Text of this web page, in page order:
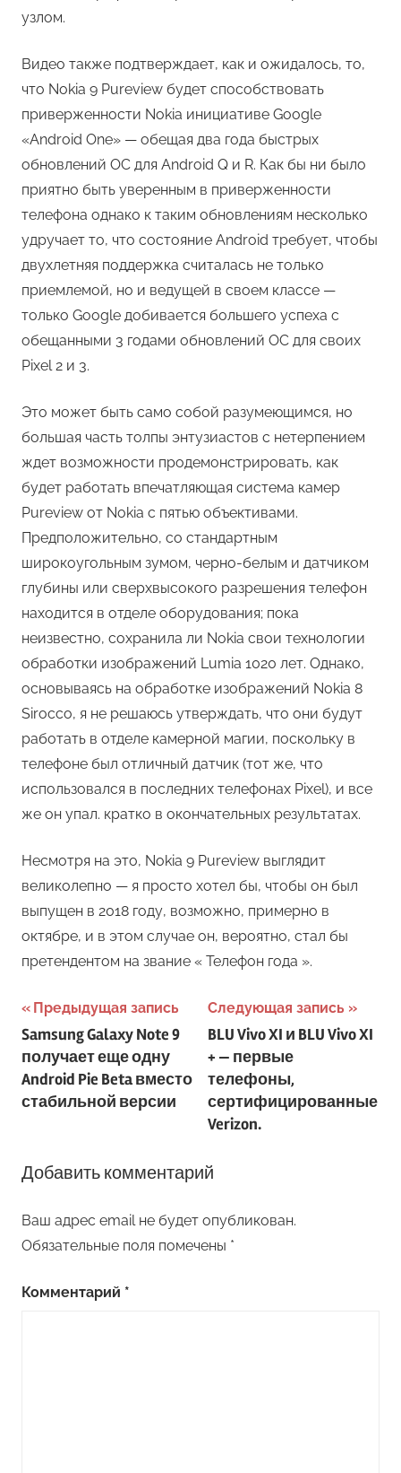
узлом.
Видео также подтверждает, как и ожидалось, то,
что Nokia 9 Pureview будет способствовать
приверженности Nokia инициативе Google
«Android One» — обещая два года быстрых
обновлений ОС для Android Q и R. Как бы ни было
приятно быть уверенным в приверженности
телефона однако к таким обновлениям несколько
удручает то, что состояние Android требует, чтобы
двухлетняя поддержка считалась не только
приемлемой, но и ведущей в своем классе —
только Google добивается большего успеха с
обещанными 3 годами обновлений ОС для своих
Pixel 2 и 3.
Это может быть само собой разумеющимся, но
большая часть толпы энтузиастов с нетерпением
ждет возможности продемонстрировать, как
будет работать впечатляющая система камер
Pureview от Nokia с пятью объективами.
Предположительно, со стандартным
широкоугольным зумом, черно-белым и датчиком
глубины или сверхвысокого разрешения телефон
находится в отделе оборудования; пока
неизвестно, сохранила ли Nokia свои технологии
обработки изображений Lumia 1020 лет. Однако,
основываясь на обработке изображений Nokia 8
Sirocco, я не решаюсь утверждать, что они будут
работать в отделе камерной магии, поскольку в
телефоне был отличный датчик (тот же, что
использовался в последних телефонах Pixel), и все
же он упал. кратко в окончательных результатах.
Несмотря на это, Nokia 9 Pureview выглядит
великолепно — я просто хотел бы, чтобы он был
выпущен в 2018 году, возможно, примерно в
октябре, и в этом случае он, вероятно, стал бы
претендентом на звание « Телефон года ».
Навигация
по
записям
Предыдущая запись
Samsung Galaxy Note 9
получает еще одну
Android Pie Beta вместо
стабильной версии
Следующая запись
BLU Vivo XI и BLU Vivo XI
+ — первые
телефоны,
сертифицированные
Verizon.
Добавить комментарий
Ваш адрес email не будет опубликован.
Обязательные поля помечены *
Комментарий *